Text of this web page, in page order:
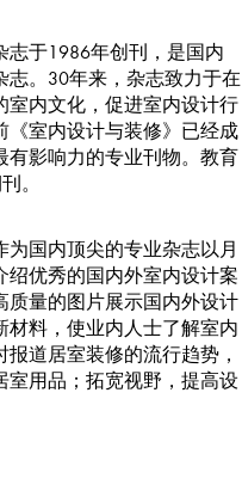
志于1986年创刊，是国内
志。30年来，杂志致力于在
室内文化，促进室内设计行
《室内设计与装修》已经成
有影响力的专业刊物。教育
。
为国内顶尖的专业杂志以月
绍优秀的国内外室内设计案
质量的图片展示国内外设计
材料，使业内人士了解室内
道居室装修的流行趋势，
室用品；拓宽视野，提高设